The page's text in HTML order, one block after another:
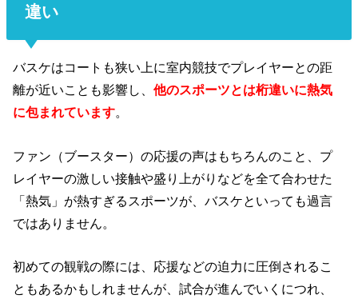
違い
バスケはコートも狭い上に室内競技でプレイヤーとの距
離が近いことも影響し、他のスポーツとは桁違いに熱気
に包まれています。
ファン（ブースター）の応援の声はもちろんのこと、プ
レイヤーの激しい接触や盛り上がりなどを全て合わせた
「熱気」が熱すぎるスポーツが、バスケといっても過言
ではありません。
初めての観戦の際には、応援などの迫力に圧倒されるこ
ともあるかもしれませんが、試合が進んでいくにつれ、